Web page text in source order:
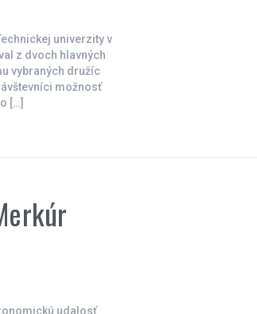
univerzity v
z dvoch hlavných
vybraných družíc
možnosť
[…]
udalosť